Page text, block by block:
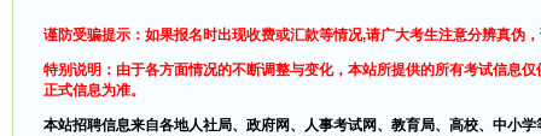
谨防受骗提示：如果报名时出现收费或汇款等情况,请广大考生注意分辨真伪
特别说明：由于各方面情况的不断调整与变化，本站所提供的所有考试信息
正式信息为准。
本站招聘信息来自各地人社局、政府网、人事考试网、教育局、高校、中小